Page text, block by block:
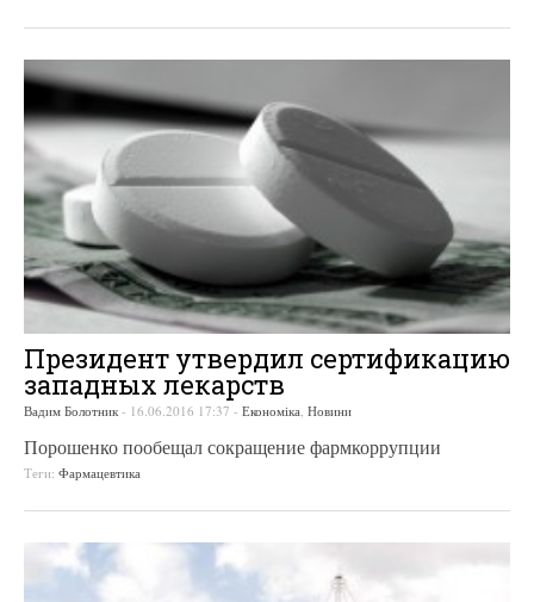
Президент утвердил сертификацию
западных лекарств
Вадим Болотник - 16.06.2016 17:37 - Економіка, Новини
Порошенко пообещал сокращение фармкоррупции
Теги: Фармацевтика